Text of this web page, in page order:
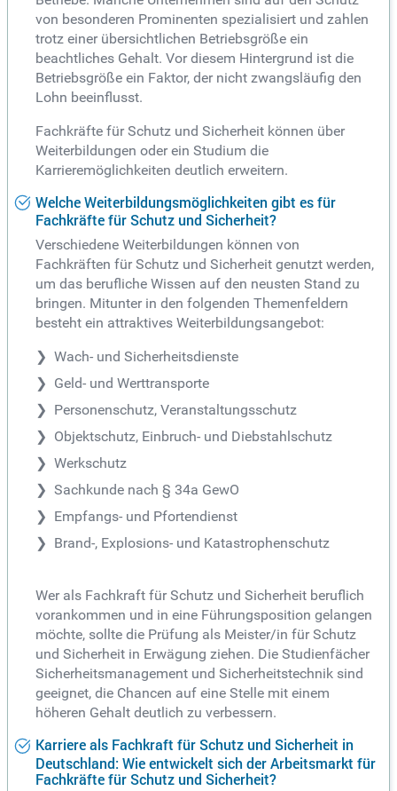
von besonderen Prominenten spezialisiert und zahlen
trotz einer übersichtlichen Betriebsgröße ein
beachtliches Gehalt. Vor diesem Hintergrund ist die
Betriebsgröße ein Faktor, der nicht zwangsläufig den
Lohn beeinflusst.
Fachkräfte für Schutz und Sicherheit können über
Weiterbildungen oder ein Studium die
Karrieremöglichkeiten deutlich erweitern.
Welche Weiterbildungsmöglichkeiten gibt es für
Fachkräfte für Schutz und Sicherheit?
Verschiedene Weiterbildungen können von
Fachkräften für Schutz und Sicherheit genutzt werden,
um das berufliche Wissen auf den neusten Stand zu
bringen. Mitunter in den folgenden Themenfeldern
besteht ein attraktives Weiterbildungsangebot:
Wach- und Sicherheitsdienste
Geld- und Werttransporte
Personenschutz, Veranstaltungsschutz
Objektschutz, Einbruch- und Diebstahlschutz
Werkschutz
Sachkunde nach § 34a GewO
Empfangs- und Pfortendienst
Brand-, Explosions- und Katastrophenschutz
Wer als Fachkraft für Schutz und Sicherheit beruflich
vorankommen und in eine Führungsposition gelangen
möchte, sollte die Prüfung als Meister/in für Schutz
und Sicherheit in Erwägung ziehen. Die Studienfächer
Sicherheitsmanagement und Sicherheitstechnik sind
geeignet, die Chancen auf eine Stelle mit einem
höheren Gehalt deutlich zu verbessern.
Karriere als Fachkraft für Schutz und Sicherheit in
Deutschland: Wie entwickelt sich der Arbeitsmarkt für
Fachkräfte für Schutz und Sicherheit?